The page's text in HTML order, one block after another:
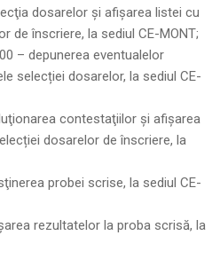
dosarelor şi afişarea listei cu
de înscriere, la sediul CE-MONT;
– depunerea eventualelor
selecției dosarelor, la sediul CE-
contestaţiilor şi afişarea
dosarelor de înscriere, la
probei scrise, la sediul CE-
rezultatelor la proba scrisă, la